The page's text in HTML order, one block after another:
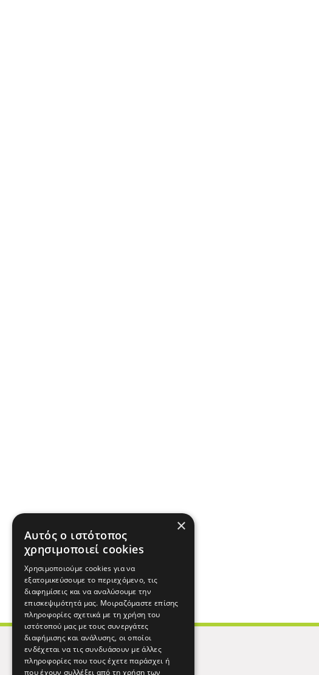
×
Αυτός ο ιστότοπος
χρησιμοποιεί cookies
Χρησιμοποιούμε cookies για να
εξατομικεύσουμε το περιεχόμενο, τις
διαφημίσεις και να αναλύσουμε την
επισκεψιμότητά μας. Μοιραζόμαστε επίσης
πληροφορίες σχετικά με τη χρήση του
ιστότοπού μας με τους συνεργάτες
διαφήμισης και ανάλυσης, οι οποίοι
ενδέχεται να τις συνδυάσουν με άλλες
πληροφορίες που τους έχετε παράσχει ή
που έχουν συλλέξει από τη χρήση των